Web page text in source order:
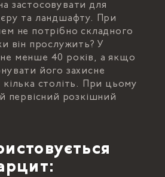
застосовувати для
та ландшафту. При
не потрібно складного
він прослужить? У
менше 40 років, а якщо
його захисне
століть. При цьому
первісний розкішний